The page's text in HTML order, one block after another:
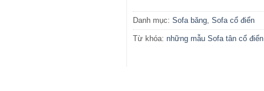
Danh mục: Sofa băng, Sofa cổ điển
Từ khóa: những mẫu Sofa tân cổ điển